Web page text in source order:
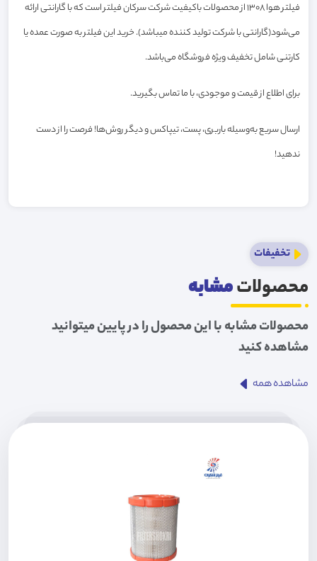
فیلتر هوا 1308 از محصولات باکیفیت شرکت سرکان فیلتر است که با گارانتی ارائه
می‌شود(گارانتی با شرکت تولید کننده میباشد). خرید این فیلتر به صورت عمده یا
کارتنی شامل تخفیف ویژه فروشگاه می‌باشد.
برای اطلاع از قیمت و موجودی، با ما تماس بگیرید.
ارسال سریع به‌وسیله باربری، پست، تیپاکس و دیگر روش‌ها! فرصت را از دست
ندهید!
تخفیفات
محصولاتمشابه
محصولات مشابه با این محصول را در پایین میتوانید
مشاهده کنید
مشاهده همه